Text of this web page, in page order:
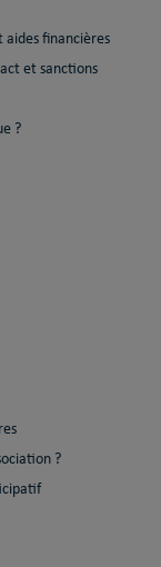
financières
et sanctions
?
?